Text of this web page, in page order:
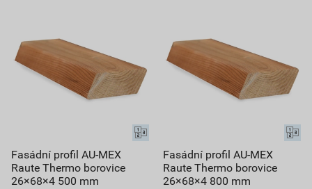
Fasádní profil AU-MEX
Raute Thermo borovice
26×68×4 500 mm
Fasádní profil AU-MEX
Raute Thermo borovice
26×68×4 800 mm